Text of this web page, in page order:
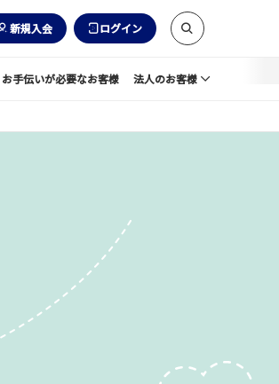
新規入会 ログイン
お手伝いが必要なお客様 法人のお客様